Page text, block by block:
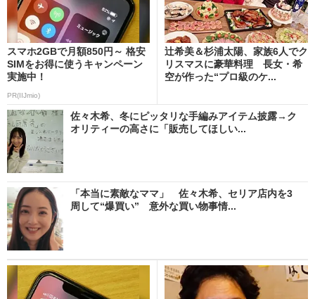
スマホ2GBで月額850円～ 格安
SIMをお得に使うキャンペーン
実施中！
PR(IIJmio)
辻希美＆杉浦太陽、家族6人でク
リスマスに豪華料理 長女・希
空が作った“プロ級のケ...
佐々木希、冬にピッタリな手編みアイテム披露→ク
オリティーの高さに「販売してほしい...
「本当に素敵なママ」 佐々木希、セリア店内を3
周して“爆買い” 意外な買い物事情...